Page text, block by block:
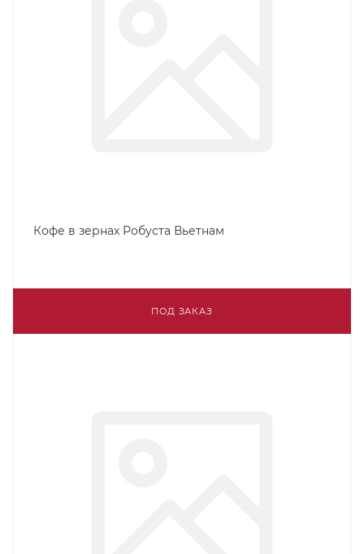
Кофе в зернах Робуста Вьетнам
ПОД ЗАКАЗ